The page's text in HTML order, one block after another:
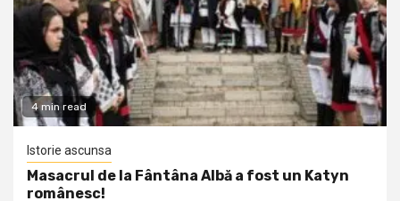
4 min read
Istorie ascunsa
Masacrul de la Fântâna Albă a fost un Katyn
românesc!